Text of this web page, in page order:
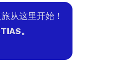
从这里开始！
。